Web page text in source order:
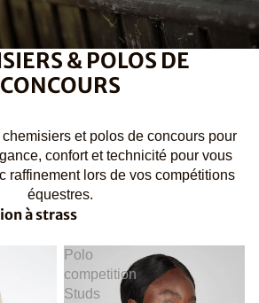
& POLOS DE
CONCOURS
et polos de concours pour
confort et technicité pour vous
raffinement lors de vos compétitions
équestres.
à strass
Polo
competition
Studs